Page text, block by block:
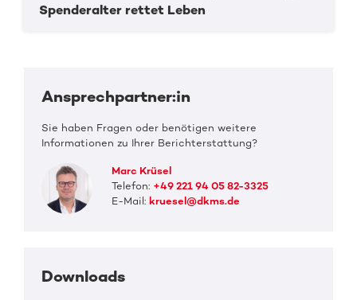
Spenderalter rettet Leben
Ansprechpartner:in
Sie haben Fragen oder benötigen weitere
Informationen zu Ihrer Berichterstattung?
Marc Krüsel
Telefon: +49 221 94 05 82-3325
E-Mail:kruesel@dkms.de
Downloads